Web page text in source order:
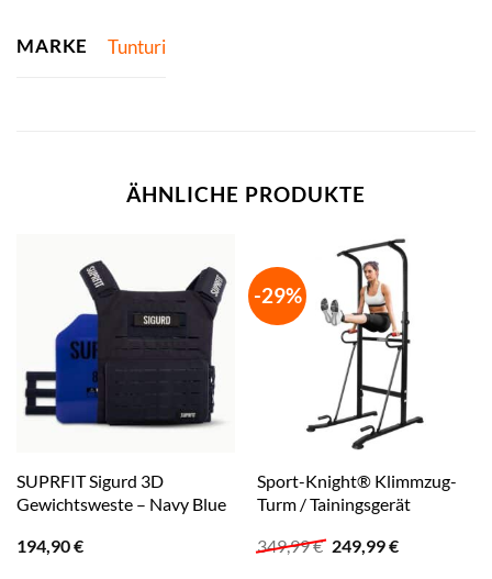
MARKE Tunturi
ÄHNLICHE PRODUKTE
SUPRFIT Sigurd 3D
Gewichtsweste – Navy Blue
194,90€
-29%
Sport-Knight® Klimmzug-
Turm / Tainingsgerät
349,99€ Ursprünglicher
Preis
249,99€Aktueller